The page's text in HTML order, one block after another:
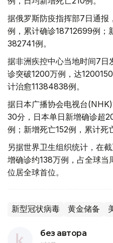
据俄罗斯防疫指挥部7日通报
例，累计确诊18712699例；
382741例。
据非洲疾控中心当地时间7日
诊突破1200万例，达
计治愈11384838例。
据日本广播协会电视台
30分，日本单日新增确诊超
例；新增死亡152例，累计死
另据世界卫生组织统计，在
增确诊约138万例，占全球当
位居全球首位。
新型冠状病毒 黄金储备
без автора